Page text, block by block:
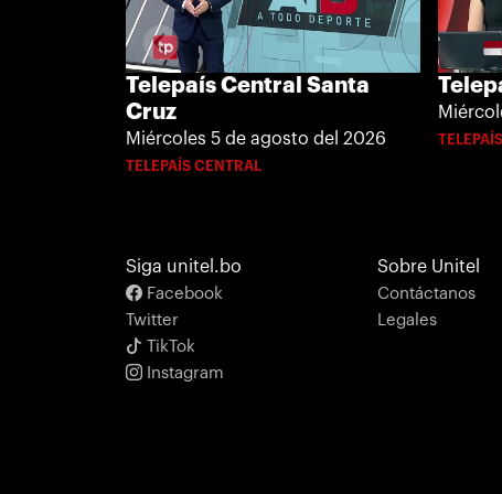
Telepaís Central Santa
Cruz
Miércoles 5 de agosto del 2026
TELEPAÍS CENTRAL
Siga unitel.bo
Facebook
Twitter
TikTok
Instagram
Sobre Unitel
Contáctanos
Legales